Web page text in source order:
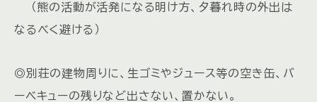
（熊の活動が活発になる明け方、夕暮れ時の外出は
なるべく避ける）
◎別荘の建物周りに、生ゴミやジュース等の空き缶、バ
ーベキューの残りなど出さない、置かない。